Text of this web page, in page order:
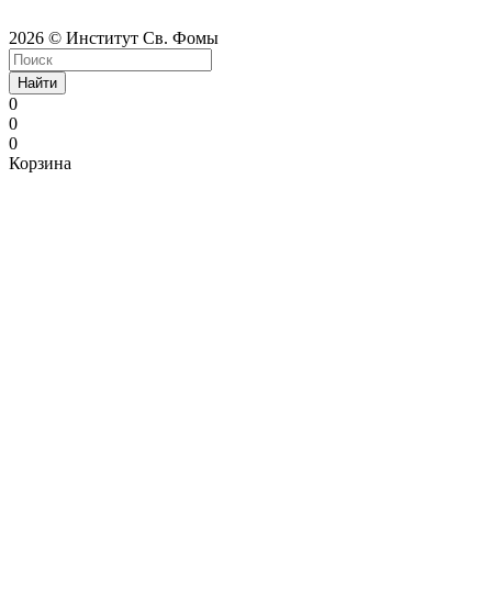
2026 © Институт Св. Фомы
Найти
0
0
0
Корзина